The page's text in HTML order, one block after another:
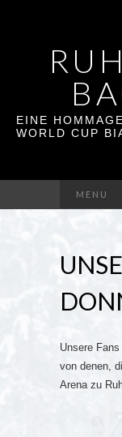
EINE
WORLD CUP
MENU
Unsere
von denen,
Arena zu